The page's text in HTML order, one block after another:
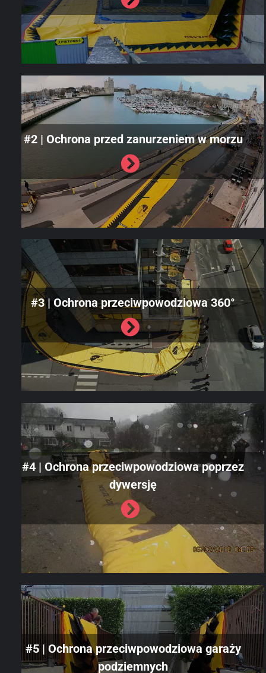
#2 | Ochrona przed zanurzeniem w morzu
#3 | Ochrona przeciwpowodziowa 360°
#4 | Ochrona przeciwpowodziowa poprzez
dywersję
#5 | Ochrona przeciwpowodziowa garaży
podziemnych